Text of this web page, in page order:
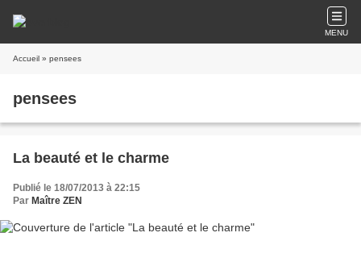
MENU
Accueil » pensees
pensees
La beauté et le charme
Publié le 18/07/2013 à 22:15
Par Maître ZEN